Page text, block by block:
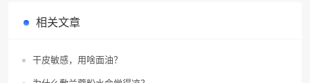
相关文章
干皮敏感，用啥面油？